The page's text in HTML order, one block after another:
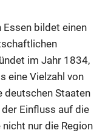
Essen bildet einen
im Jahr 1834,
eine Vielzahl von
deutschen Staaten
Einfluss auf die
nur die Region